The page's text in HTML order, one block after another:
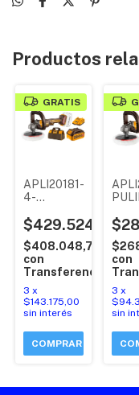
Productos
GRATIS
APLI20181-
4-
7PLG /
180MM
(P20S) 20V
VELOCIDAD
VARIABLE
SIN
CARBONES
+ BATERIA
CARGADOR
2AH +
INGCO
$429.524,99
$408.048,74
con
Transferencia
3 x
$143.175,00
sin interés
SIN
(SIN
con
3 x
sin